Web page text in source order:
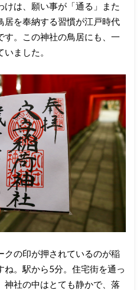
は、願い事が「通る」また
居を奉納する習慣が江戸時代
す。この神社の鳥居にも、一
ました。
クの印が押されているのが稲
。駅から5分。住宅街を通っ
神社の中はとても静かで、落